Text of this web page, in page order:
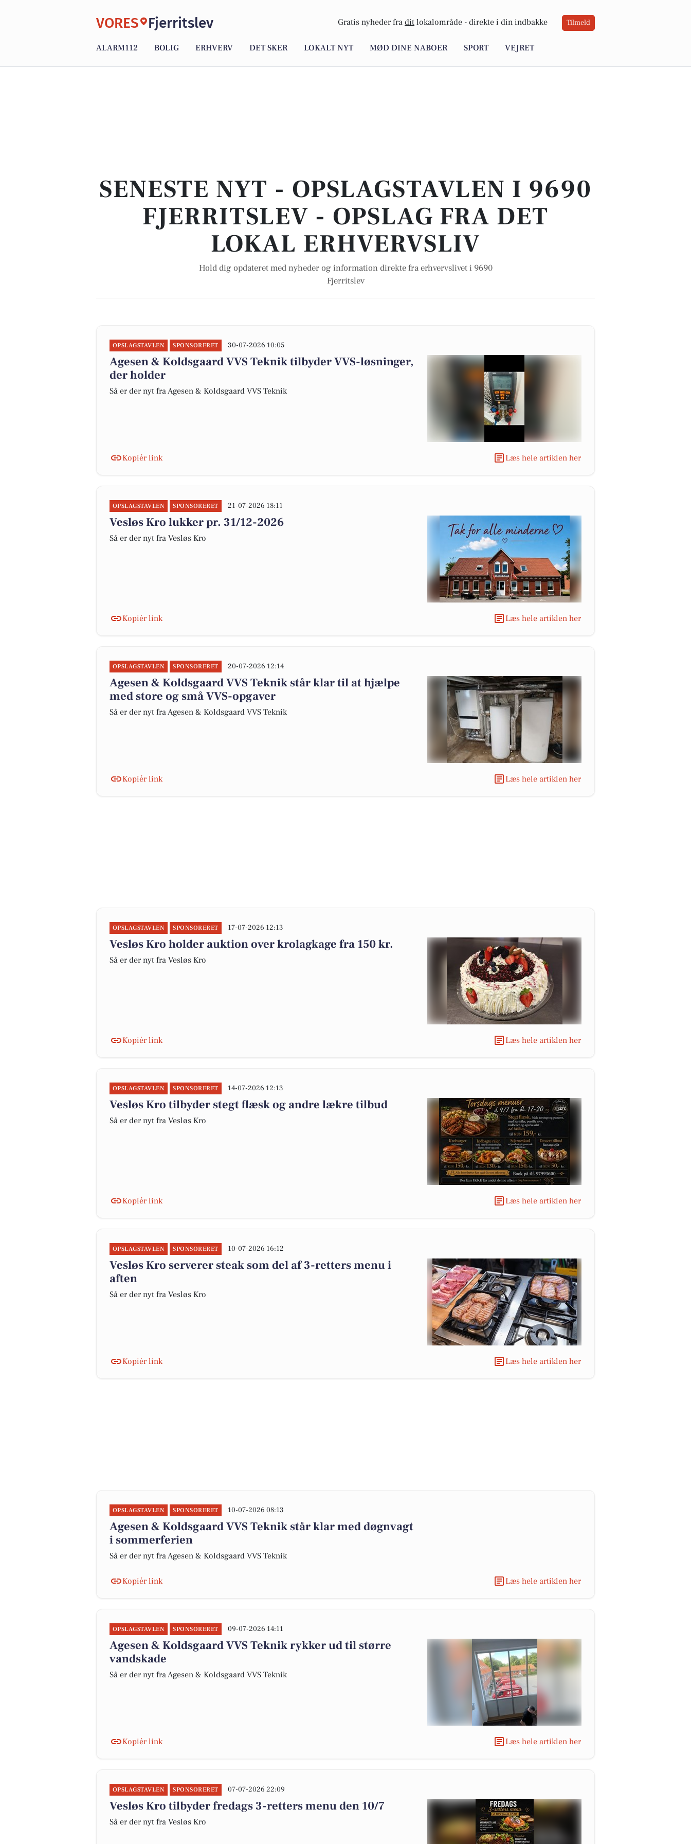
VORES Fjerritslev Gratis nyheder fra dit lokalområde - direkte i din indbakke Tilmeld
ALARM112 BOLIG ERHVERV DET SKER LOKALT NYT MØD DINE NABOER SPORT VEJRET
SENESTE NYT - OPSLAGSTAVLEN I 9690
FJERRITSLEV - OPSLAG FRA DET
LOKAL ERHVERVSLIV
Hold dig opdateret med nyheder og information direkte fra erhvervslivet i 9690
Fjerritslev
OPSLAGSTAVLEN SPONSORERET 30-07-2026 10:05
Agesen & Koldsgaard VVS Teknik tilbyder VVS-løsninger,
der holder
Så er der nyt fra Agesen & Koldsgaard VVS Teknik
Kopiér link Læs hele artiklen her
OPSLAGSTAVLEN SPONSORERET 21-07-2026 18:11
Vesløs Kro lukker pr. 31/12-2026
Så er der nyt fra Vesløs Kro
Kopiér link Læs hele artiklen her
OPSLAGSTAVLEN SPONSORERET 20-07-2026 12:14
Agesen & Koldsgaard VVS Teknik står klar til at hjælpe
med store og små VVS-opgaver
Så er der nyt fra Agesen & Koldsgaard VVS Teknik
Kopiér link Læs hele artiklen her
OPSLAGSTAVLEN SPONSORERET 17-07-2026 12:13
Vesløs Kro holder auktion over krolagkage fra 150 kr.
Så er der nyt fra Vesløs Kro
Kopiér link Læs hele artiklen her
OPSLAGSTAVLEN SPONSORERET 14-07-2026 12:13
Vesløs Kro tilbyder stegt flæsk og andre lækre tilbud
Så er der nyt fra Vesløs Kro
Kopiér link Læs hele artiklen her
OPSLAGSTAVLEN SPONSORERET 10-07-2026 16:12
Vesløs Kro serverer steak som del af 3-retters menu i
aften
Så er der nyt fra Vesløs Kro
Kopiér link Læs hele artiklen her
OPSLAGSTAVLEN SPONSORERET 10-07-2026 08:13
Agesen & Koldsgaard VVS Teknik står klar med døgnvagt
i sommerferien
Så er der nyt fra Agesen & Koldsgaard VVS Teknik
Kopiér link Læs hele artiklen her
OPSLAGSTAVLEN SPONSORERET 09-07-2026 14:11
Agesen & Koldsgaard VVS Teknik rykker ud til større
vandskade
Så er der nyt fra Agesen & Koldsgaard VVS Teknik
Kopiér link Læs hele artiklen her
OPSLAGSTAVLEN SPONSORERET 07-07-2026 22:09
Vesløs Kro tilbyder fredags 3-retters menu den 10/7
Så er der nyt fra Vesløs Kro